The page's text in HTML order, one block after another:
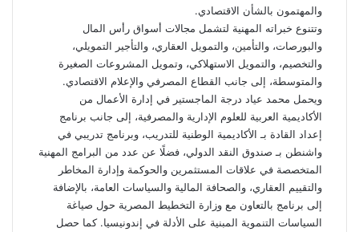
والمهتمون بالشأن الاقتصادي.
وتتنوع خبراته المهنية لتشمل مجالات أسواق رأس المال
والبورصات، والتأمين، والتمويل العقاري، والتأجير التمويلي،
والتخصيم، والتمويل الاستهلاكي، وتمويل المشروعات الصغيرة
والمتوسطة، إلى جانب القطاع المصرفي والإعلام الاقتصادي.
ويحمل محمد عياد درجة الماجستير في إدارة الأعمال من
الأكاديمية العربية للعلوم الإدارية والمصرفية، إلى جانب برنامج
إعداد القادة بـ الأكاديمية الوطنية للتدريب، وبرنامج تدريبي في
واشنطن بـ صندوق النقد الدولي، فضلًا عن عدد من البرامج المهنية
المتخصصة في علاقات المستثمرين والحوكمة وإدارة المخاطر
والتقييم العقاري، والصحافة المالية والسياسات العامة، بالإضافة
إلى برنامج بالتعاون مع وزارة التخطيط المصرية حول صياغة
السياسات التنموية المبنية على الأدلة في إندونيسيا. كما حصل